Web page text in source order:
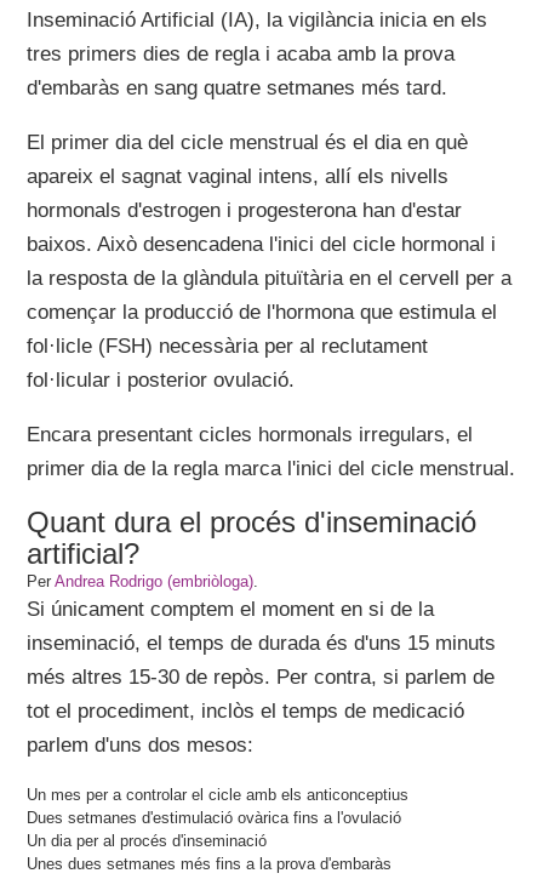
Inseminació Artificial (IA), la vigilància inicia en els
tres primers dies de regla i acaba amb la prova
d'embaràs en sang quatre setmanes més tard.
El primer dia del cicle menstrual és el dia en què
apareix el sagnat vaginal intens, allí els nivells
hormonals d'estrogen i progesterona han d'estar
baixos. Això desencadena l'inici del cicle hormonal i
la resposta de la glàndula pituïtària en el cervell per a
començar la producció de l'hormona que estimula el
fol·licle (FSH) necessària per al reclutament
fol·licular i posterior ovulació.
Encara presentant cicles hormonals irregulars, el
primer dia de la regla marca l'inici del cicle menstrual.
Quant dura el procés d'inseminació
artificial?
PerAndrea Rodrigo (embriòloga).
Si únicament comptem el moment en si de la
inseminació, el temps de durada és d'uns 15 minuts
més altres 15-30 de repòs. Per contra, si parlem de
tot el procediment, inclòs el temps de medicació
parlem d'uns dos mesos:
Un mes per a controlar el cicle amb els anticonceptius
Dues setmanes d'estimulació ovàrica fins a l'ovulació
Un dia per al procés d'inseminació
Unes dues setmanes més fins a la prova d'embaràs